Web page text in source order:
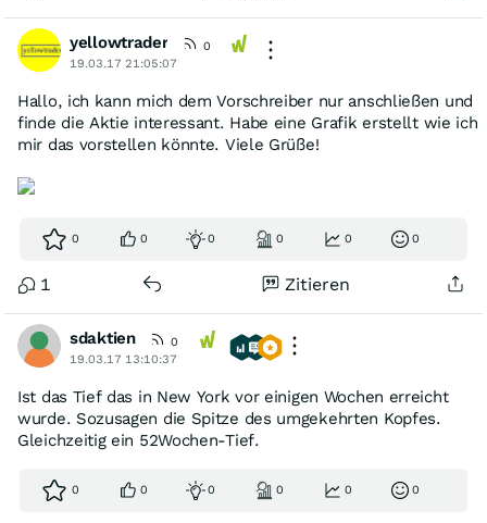
yellowtrader
0
19.03.17 21:05:07
Hallo, ich kann mich dem Vorschreiber nur anschließen und
finde die Aktie interessant. Habe eine Grafik erstellt wie ich
mir das vorstellen könnte. Viele Grüße!
0 0 0 0 0 0
1 Zitieren
sdaktien
0
19.03.17 13:10:37
Ist das Tief das in New York vor einigen Wochen erreicht
wurde. Sozusagen die Spitze des umgekehrten Kopfes.
Gleichzeitig ein 52Wochen-Tief.
0 0 0 0 0 0